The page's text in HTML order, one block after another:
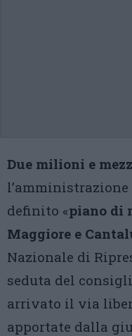
Due milioni e
definito «piano di
Maggiore e
Nazionale di
seduta del
arrivato il via
apportate dalla